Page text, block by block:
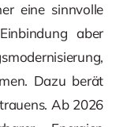
eine sinnvolle
aber
Dazu berät
Ab 2026